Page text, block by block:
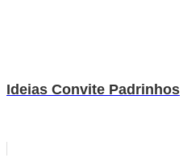
Ideias Convite Padrinhos